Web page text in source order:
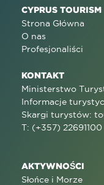
CYPRUS TOURISM
Strona Główna
O nas
Profesjonaliści
KONTAKT
Ministerstwo
Informacje
Skargi turystów:
T: (+357) 22691100
AKTYWNOŚCI
Słońce i Morze